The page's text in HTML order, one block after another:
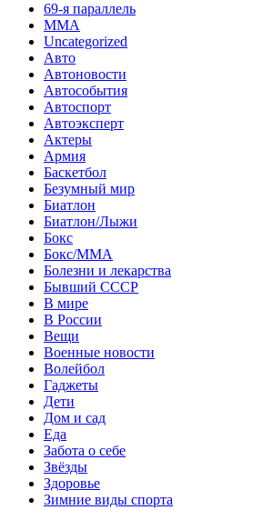
69-я параллель
MMA
Uncategorized
Авто
Автоновости
Автособытия
Автоспорт
Автоэксперт
Актеры
Армия
Баскетбол
Безумный мир
Биатлон
Биатлон/Лыжи
Бокс
Бокс/MMA
Болезни и лекарства
Бывший СССР
В мире
В России
Вещи
Военные новости
Волейбол
Гаджеты
Дети
Дом и сад
Еда
Забота о себе
Звёзды
Здоровье
Зимние виды спорта